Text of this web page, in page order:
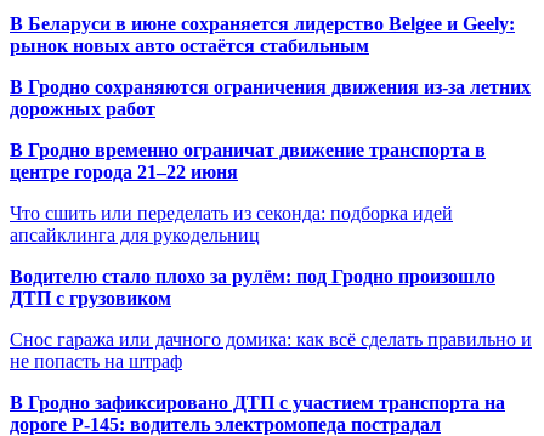
В Беларуси в июне сохраняется лидерство Belgee и Geely:
рынок новых авто остаётся стабильным
В Гродно сохраняются ограничения движения из-за летних
дорожных работ
В Гродно временно ограничат движение транспорта в
центре города 21–22 июня
Что сшить или переделать из секонда: подборка идей
апсайклинга для рукодельниц
Водителю стало плохо за рулём: под Гродно произошло
ДТП с грузовиком
Снос гаража или дачного домика: как всё сделать правильно и
не попасть на штраф
В Гродно зафиксировано ДТП с участием транспорта на
дороге Р-145: водитель электромопеда пострадал